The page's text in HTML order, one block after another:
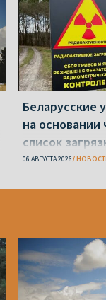
Беларусские
на основании
список
земель
06 АВГУСТА 2026